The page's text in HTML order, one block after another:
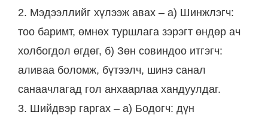
2. Мэдээллийг хүлээж авах – а) Шинжлэгч:
тоо баримт, өмнөх туршлага зэрэгт өндөр ач
холбогдол өгдөг, б) Зөн совиндоо итгэгч:
аливаа боломж, бүтээлч, шинэ санал
санаачлагад гол анхаарлаа хандуулдаг.
3. Шийдвэр гаргах – а) Бодогч: дүн